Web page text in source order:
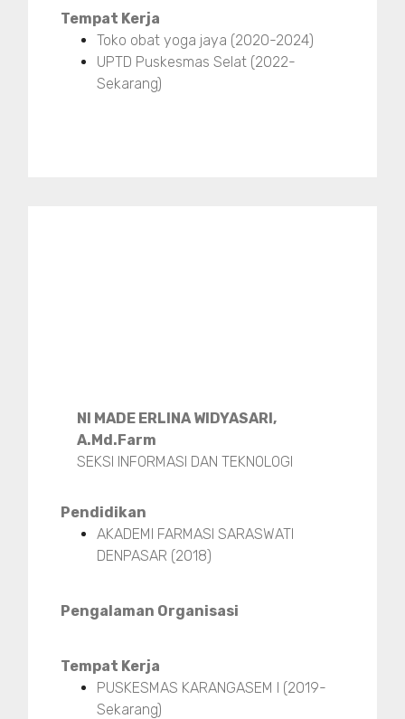
Tempat Kerja
Toko obat yoga jaya (2020-2024)
UPTD Puskesmas Selat (2022-
Sekarang)
NI MADE ERLINA WIDYASARI,
A.Md.Farm
SEKSI INFORMASI DAN TEKNOLOGI
Pendidikan
AKADEMI FARMASI SARASWATI
DENPASAR (2018)
Pengalaman Organisasi
Tempat Kerja
PUSKESMAS KARANGASEM I (2019-
Sekarang)